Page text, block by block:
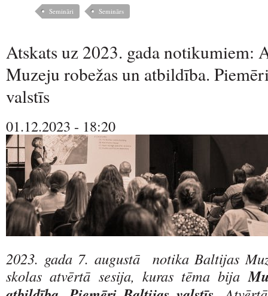
Semināri Seminārs
Atskats uz 2023. gada notikumiem:
Muzeju robežas un atbildība.
valstīs
01.12.2023 - 18:20
2023. gada 7. augustā notika Baltijas
skolas atvērtā sesija, kuras tēma bija